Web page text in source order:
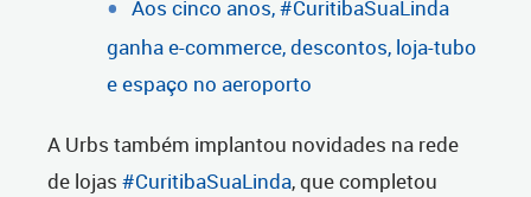
Aos cinco anos, #CuritibaSuaLinda
ganha e-commerce, descontos, loja-tubo
e espaço no aeroporto
A Urbs também implantou novidades na rede
de lojas #CuritibaSuaLinda, que completou